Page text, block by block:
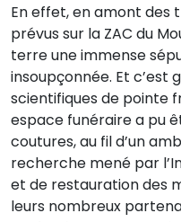
En effet, en amont des
prévus sur la ZAC du
terre une immense
insoupçonnée. Et c’est
scientifiques de pointe
espace funéraire a pu
coutures, au fil d’un
recherche mené par
et de restauration des
leurs nombreux